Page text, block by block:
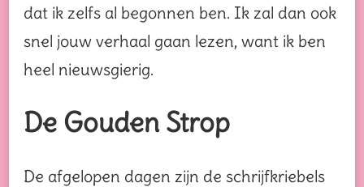
dat ik zelfs al begonnen ben. Ik zal dan ook
snel jouw verhaal gaan lezen, want ik ben
heel nieuwsgierig.
De Gouden Strop
De afgelopen dagen zijn de schrijfkriebels